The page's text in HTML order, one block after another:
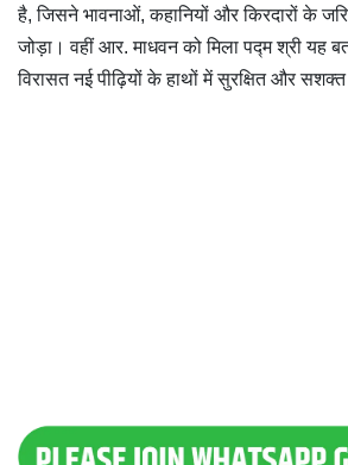
है, जिसने भावनाओं, कहानियों और किरदारों के
जोड़ा। वहीं आर. माधवन को मिला पद्म श्री यह
विरासत नई पीढ़ियों के हाथों में सुरक्षित और